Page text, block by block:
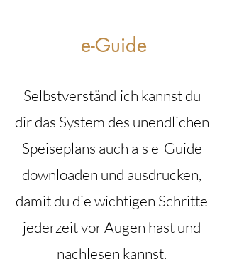
e-Guide
Selbstverständlich kannst du
dir das System des unendlichen
Speiseplans auch als e-Guide
downloaden und ausdrucken,
damit du die wichtigen Schritte
jederzeit vor Augen hast und
nachlesen kannst.